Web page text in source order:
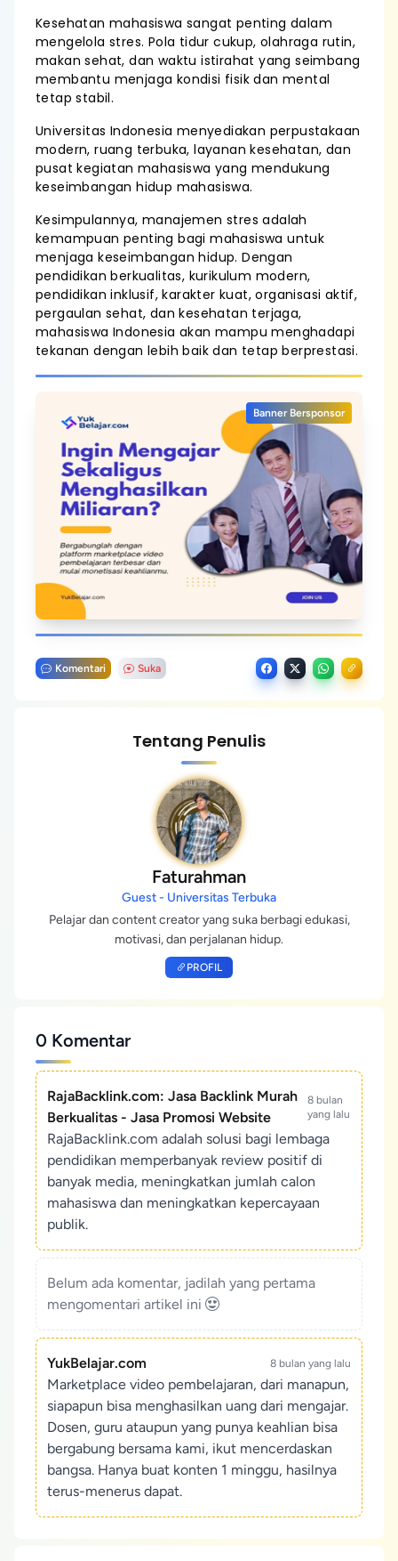
Kesehatan mahasiswa sangat penting dalam
mengelola stres. Pola tidur cukup, olahraga rutin,
makan sehat, dan waktu istirahat yang seimbang
membantu menjaga kondisi fisik dan mental
tetap stabil.
Universitas Indonesia menyediakan perpustakaan
modern, ruang terbuka, layanan kesehatan, dan
pusat kegiatan mahasiswa yang mendukung
keseimbangan hidup mahasiswa.
Kesimpulannya, manajemen stres adalah
kemampuan penting bagi mahasiswa untuk
menjaga keseimbangan hidup. Dengan
pendidikan berkualitas, kurikulum modern,
pendidikan inklusif, karakter kuat, organisasi aktif,
pergaulan sehat, dan kesehatan terjaga,
mahasiswa Indonesia akan mampu menghadapi
tekanan dengan lebih baik dan tetap berprestasi.
Banner Bersponsor
Komentari Suka
Tentang Penulis
Faturahman
Guest - Universitas Terbuka
Pelajar dan content creator yang suka berbagi edukasi,
motivasi, dan perjalanan hidup.
PROFIL
0 Komentar
RajaBacklink.com: Jasa Backlink Murah
Berkualitas - Jasa Promosi Website
8 bulan
yang lalu
RajaBacklink.com adalah solusi bagi lembaga
pendidikan memperbanyak review positif di
banyak media, meningkatkan jumlah calon
mahasiswa dan meningkatkan kepercayaan
publik.
Belum ada komentar, jadilah yang pertama
mengomentari artikel ini
YukBelajar.com 8 bulan yang lalu
Marketplace video pembelajaran, dari manapun,
siapapun bisa menghasilkan uang dari mengajar.
Dosen, guru ataupun yang punya keahlian bisa
bergabung bersama kami, ikut mencerdaskan
bangsa. Hanya buat konten 1 minggu, hasilnya
terus-menerus dapat.